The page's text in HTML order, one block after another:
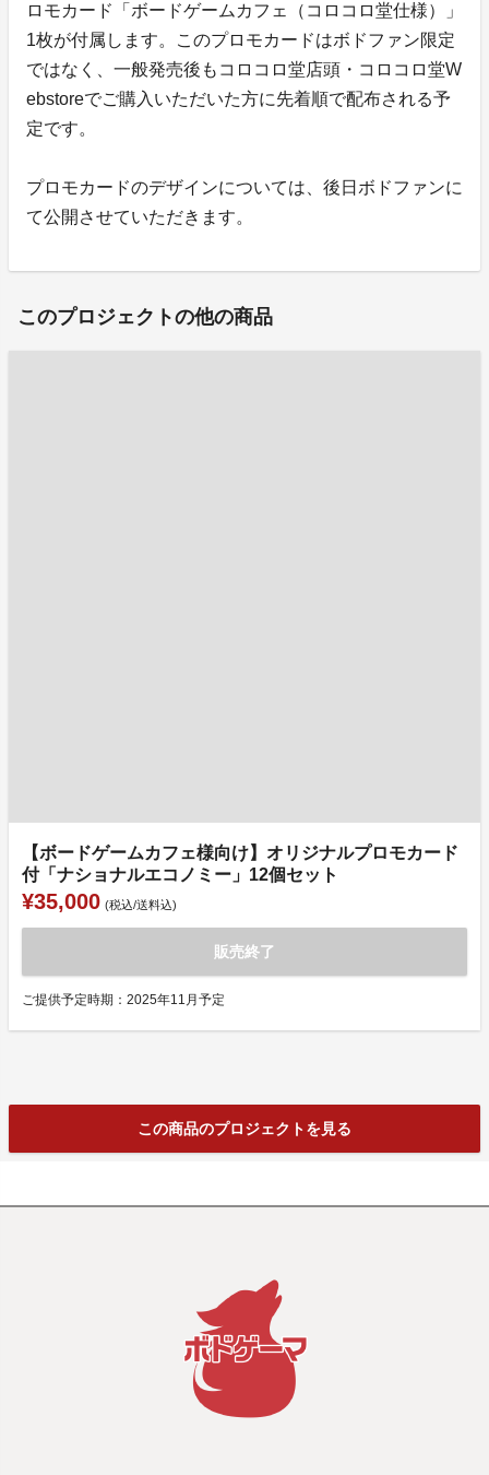
ロモカード「ボードゲームカフェ（コロコロ堂仕様）」
1枚が付属します。このプロモカードはボドファン限定
ではなく、一般発売後もコロコロ堂店頭・コロコロ堂W
ebstoreでご購入いただいた方に先着順で配布される予
定です。
プロモカードのデザインについては、後日ボドファンに
て公開させていただきます。
このプロジェクトの他の商品
【ボードゲームカフェ様向け】オリジナルプロモカード
付「ナショナルエコノミー」12個セット
¥35,000 (税込/送料込)
販売終了
ご提供予定時期：2025年11月予定
この商品のプロジェクトを見る